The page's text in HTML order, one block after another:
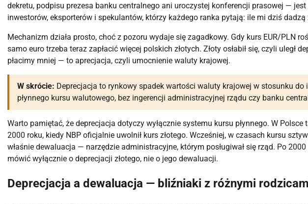
dekretu, podpisu prezesa banku centralnego ani uroczystej konferencji prasowej —
inwestorów, eksporterów i spekulantów, którzy każdego ranka pytają: ile mi dziś dadzą
Mechanizm działa prosto, choć z pozoru wydaje się zagadkowy. Gdy kurs EUR/PLN
samo euro trzeba teraz zapłacić więcej polskich złotych. Złoty osłabił się, czyli uległ
płacimy mniej — to aprecjacja, czyli umocnienie waluty krajowej.
W skrócie: Deprecjacja to rynkowy spadek wartości waluty krajowej w stosunku
płynnego kursu walutowego, bez ingerencji administracyjnej rządu czy banku
Warto pamiętać, że deprecjacja dotyczy wyłącznie systemu kursu płynnego. W
2000 roku, kiedy NBP oficjalnie uwolnił kurs złotego. Wcześniej, w czasach kursu
właśnie dewaluacja — narzędzie administracyjne, którym posługiwał się rząd. Po
mówić wyłącznie o deprecjacji złotego, nie o jego dewaluacji.
Deprecjacja a dewaluacja — bliźniaki z różnymi